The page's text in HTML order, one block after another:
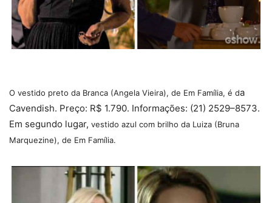
O vestido preto da Branca (Angela Vieira), de Em Família, é da
Cavendish. Preço: R$ 1.790. Informações: (21) 2529–8573.
Em segundo lugar, vestido azul com brilho da Luiza (Bruna
Marquezine), de Em Família.